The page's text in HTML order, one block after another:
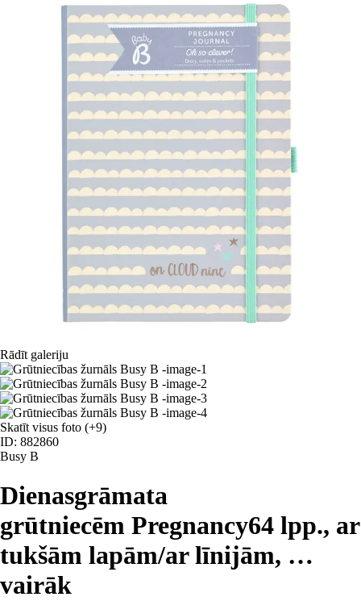
Rādīt galeriju
Skatīt visus foto (+9)
ID: 882860
Busy B
Dienasgrāmata
grūtniecēm Pregnancy64 lpp., ar
tukšām lapām/ar līnijām, …
vairāk